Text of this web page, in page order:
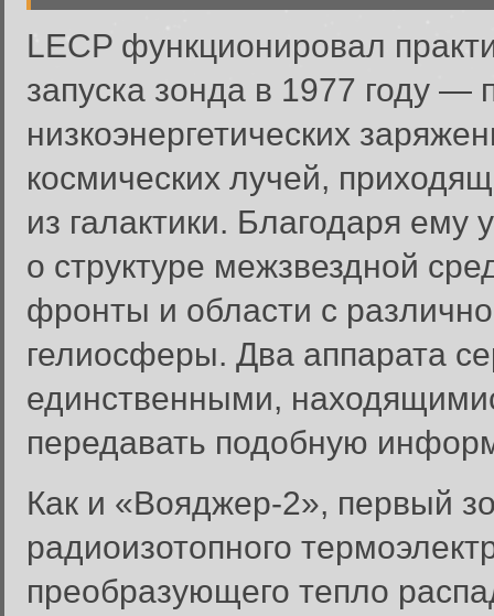
LECP функционировал
запуска зонда в 1977 году —
низкоэнергетических
космических лучей,
из галактики. Благодаря
о структуре межзвездной
фронты и области с
гелиосферы. Два аппарата
единственными,
передавать подобную
Как и «Вояджер-2», первый
радиоизотопного
преобразующего тепло